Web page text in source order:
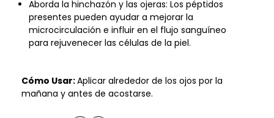
Aborda la hinchazón y las ojeras: Los péptidos
presentes pueden ayudar a mejorar la
microcirculación e influir en el flujo sanguíneo
para rejuvenecer las células de la piel.
Cómo Usar:Aplicar alrededor de los ojos por la
mañana y antes de acostarse.